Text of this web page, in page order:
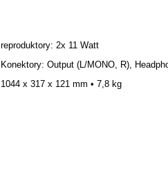
reproduktory: 2x 11 Watt
Konektory: Output (L/MONO, R),
1044 x 317 x 121 mm • 7,8 kg